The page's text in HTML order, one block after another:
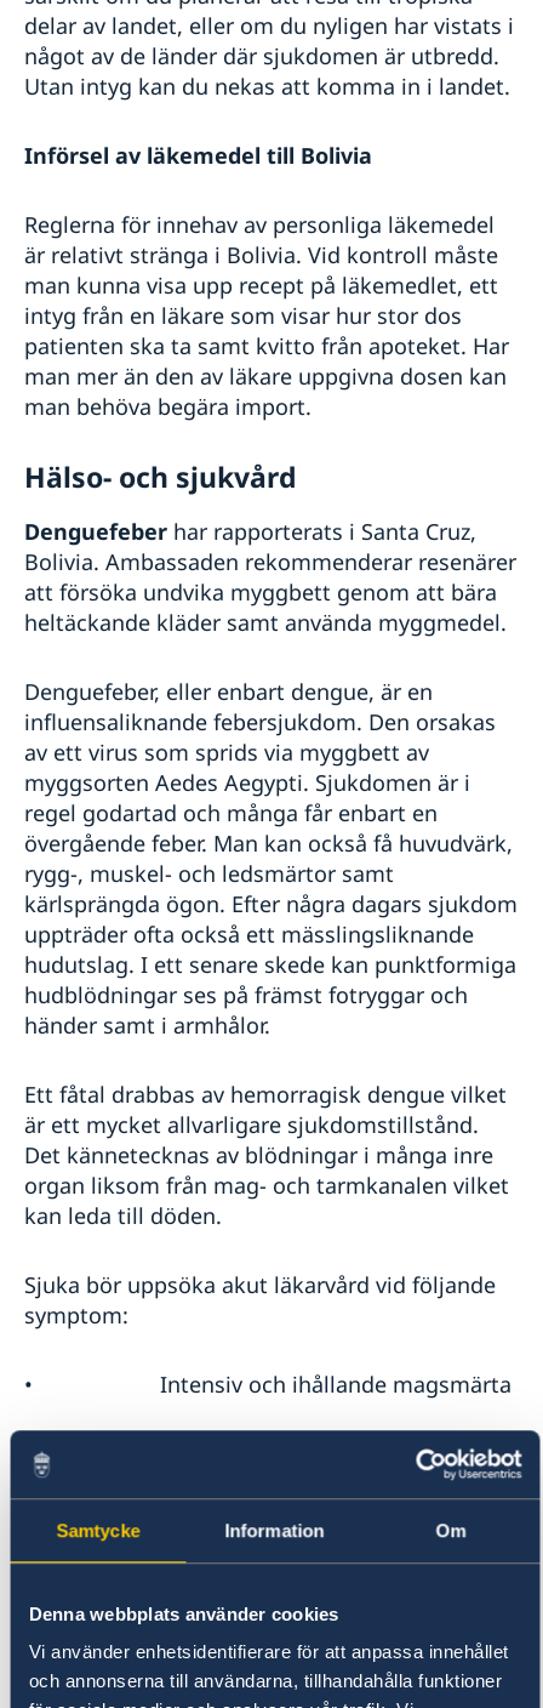
Samtycke Information Om
Denna webbplats använder cookies
Vi använder enhetsidentifierare för att anpassa innehållet
och annonserna till användarna, tillhandahålla funktioner
delar av landet, eller om du nyligen har vistats i
något av de länder där sjukdomen är utbredd.
Utan intyg kan du nekas att komma in i landet.
Införsel av läkemedel till Bolivia
Reglerna för innehav av personliga läkemedel
är relativt stränga i Bolivia. Vid kontroll måste
man kunna visa upp recept på läkemedlet, ett
intyg från en läkare som visar hur stor dos
patienten ska ta samt kvitto från apoteket. Har
man mer än den av läkare uppgivna dosen kan
man behöva begära import.
Hälso- och sjukvård
Denguefeber har rapporterats i Santa Cruz,
Bolivia. Ambassaden rekommenderar resenärer
att försöka undvika myggbett genom att bära
heltäckande kläder samt använda myggmedel.
Denguefeber, eller enbart dengue, är en
influensaliknande febersjukdom. Den orsakas
av ett virus som sprids via myggbett av
myggsorten Aedes Aegypti. Sjukdomen är i
regel godartad och många får enbart en
övergående feber. Man kan också få huvudvärk,
rygg-, muskel- och ledsmärtor samt
kärlsprängda ögon. Efter några dagars sjukdom
uppträder ofta också ett mässlingsliknande
hudutslag. I ett senare skede kan punktformiga
hudblödningar ses på främst fotryggar och
händer samt i armhålor.
Ett fåtal drabbas av hemorragisk dengue vilket
är ett mycket allvarligare sjukdomstillstånd.
Det kännetecknas av blödningar i många inre
organ liksom från mag- och tarmkanalen vilket
kan leda till döden.
Sjuka bör uppsöka akut läkarvård vid följande
symptom:
• Intensiv och ihållande magsmärta
• Blödningar från slemhinnor eller
spontana blödningar
Mer information om denguefeber på
Folkhälsomyndighetens webbplats.